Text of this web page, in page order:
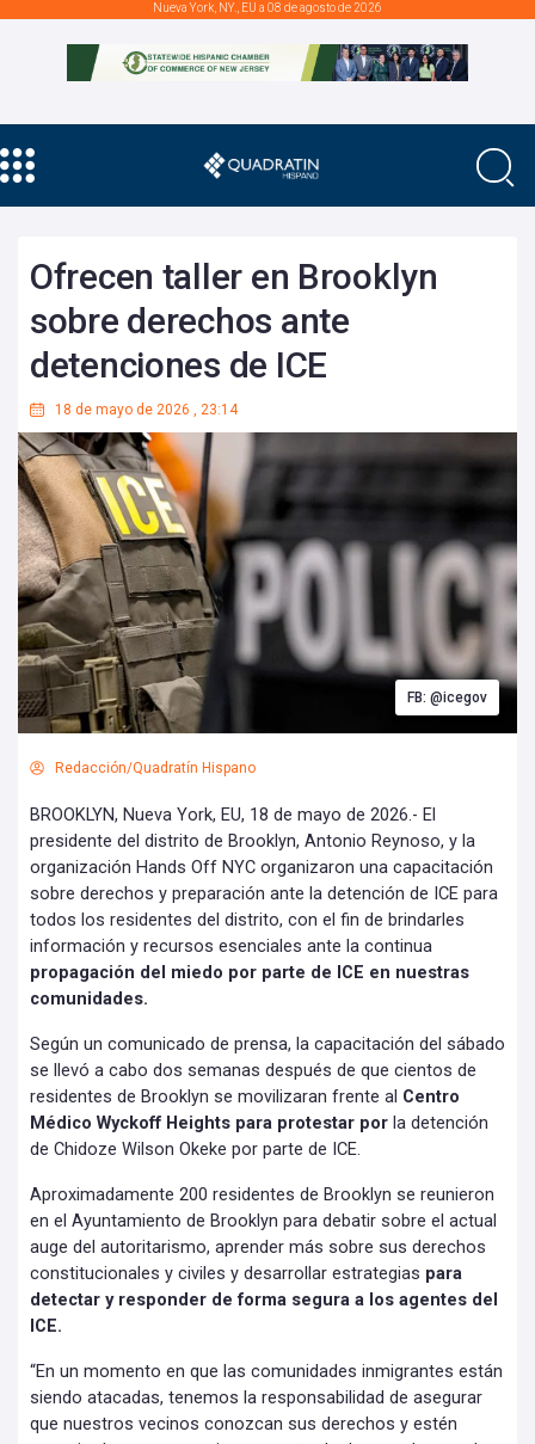
Nueva York, NY., EU a 08 de agosto de 2026
Ofrecen taller en Brooklyn
sobre derechos ante
detenciones de ICE
18 de mayo de 2026 , 23:14
FB: @icegov
Redacción/Quadratín Hispano
BROOKLYN, Nueva York, EU, 18 de mayo de 2026.- El
presidente del distrito de Brooklyn, Antonio Reynoso, y la
organización Hands Off NYC organizaron una capacitación
sobre derechos y preparación ante la detención de ICE para
todos los residentes del distrito, con el fin de brindarles
información y recursos esenciales ante la continua
propagación del miedo por parte de ICE en nuestras
comunidades.
Según un comunicado de prensa, la capacitación del sábado
se llevó a cabo dos semanas después de que cientos de
residentes de Brooklyn se movilizaran frente al Centro
Médico Wyckoff Heights para protestar por la detención
de Chidoze Wilson Okeke por parte de ICE.
Aproximadamente 200 residentes de Brooklyn se reunieron
en el Ayuntamiento de Brooklyn para debatir sobre el actual
auge del autoritarismo, aprender más sobre sus derechos
constitucionales y civiles y desarrollar estrategias para
detectar y responder de forma segura a los agentes del
ICE.
“En un momento en que las comunidades inmigrantes están
siendo atacadas, tenemos la responsabilidad de asegurar
que nuestros vecinos conozcan sus derechos y estén